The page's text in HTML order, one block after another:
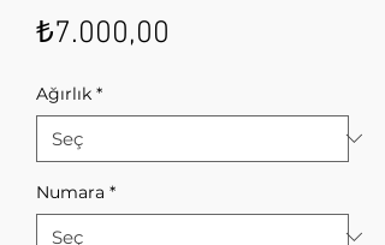
₺7.000,00
Ağırlık *
Numara *